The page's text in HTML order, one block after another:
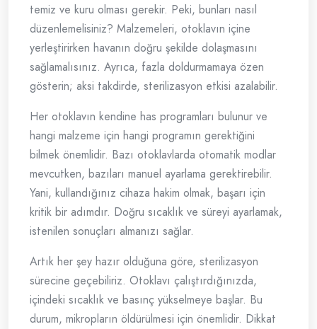
temiz ve kuru olması gerekir. Peki, bunları nasıl
düzenlemelisiniz? Malzemeleri, otoklavın içine
yerleştirirken havanın doğru şekilde dolaşmasını
sağlamalısınız. Ayrıca, fazla doldurmamaya özen
gösterin; aksi takdirde, sterilizasyon etkisi azalabilir.
Her otoklavın kendine has programları bulunur ve
hangi malzeme için hangi programın gerektiğini
bilmek önemlidir. Bazı otoklavlarda otomatik modlar
mevcutken, bazıları manuel ayarlama gerektirebilir.
Yani, kullandığınız cihaza hakim olmak, başarı için
kritik bir adımdır. Doğru sıcaklık ve süreyi ayarlamak,
istenilen sonuçları almanızı sağlar.
Artık her şey hazır olduğuna göre, sterilizasyon
sürecine geçebiliriz. Otoklavı çalıştırdığınızda,
içindeki sıcaklık ve basınç yükselmeye başlar. Bu
durum, mikropların öldürülmesi için önemlidir. Dikkat